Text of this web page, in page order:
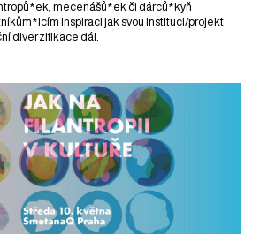
mecenášů*ek či dárců*kyň
inspiraci jak svou instituci/projekt
diverzifikace dál.